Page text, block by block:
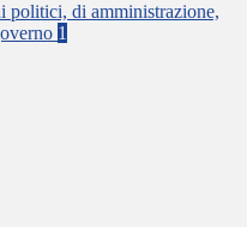
politici, di amministrazione,
1